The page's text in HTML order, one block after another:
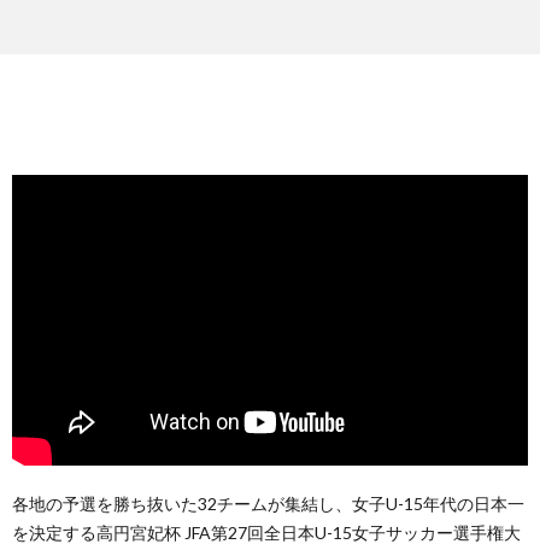
各地の予選を勝ち抜いた32チームが集結し、女子U-15年代の日本一
を決定する高円宮妃杯 JFA第27回全日本U-15女子サッカー選手権大